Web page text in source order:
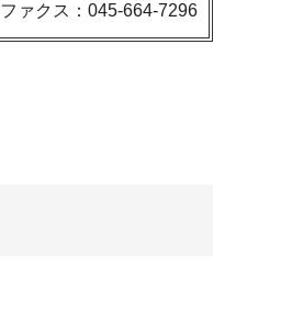
ファクス：045-664-7296